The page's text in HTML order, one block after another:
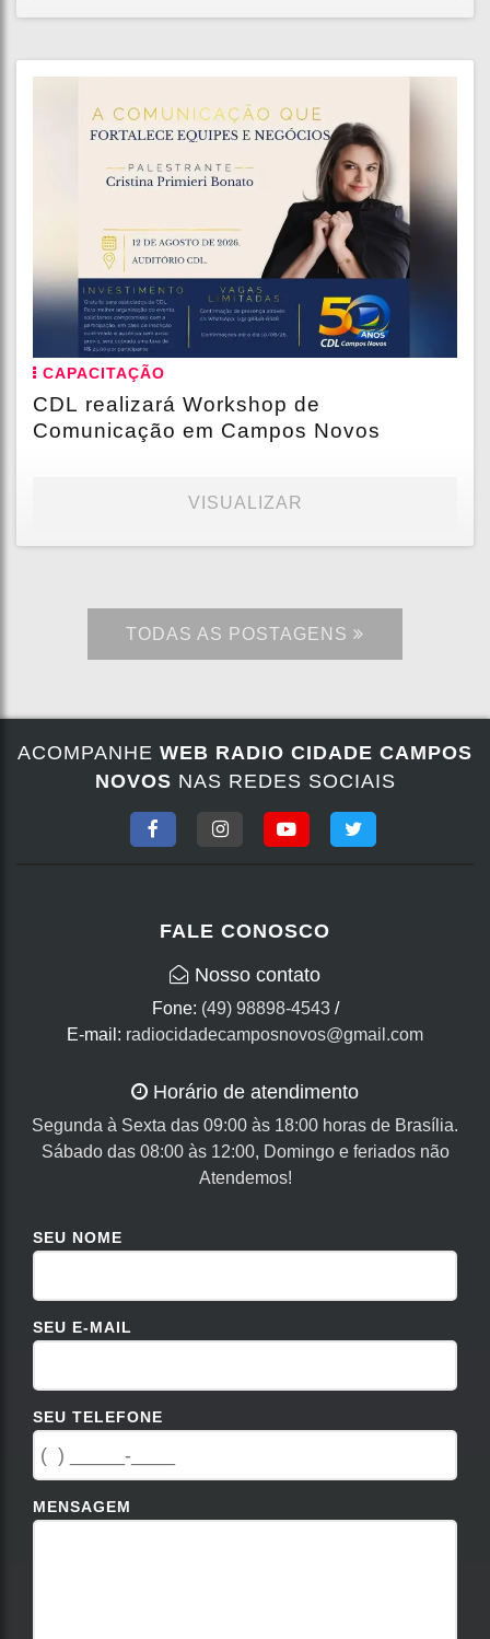
CAPACITAÇÃO
CDL realizará Workshop de
Comunicação em Campos Novos
VISUALIZAR
TODAS AS POSTAGENS
ACOMPANHE WEB RADIO CIDADE CAMPOS
NOVOS NAS REDES SOCIAIS
FALE CONOSCO
Nosso contato
Fone: (49) 98898-4543/
E-mail: radiocidadecamposnovos@gmail.com
Horário de atendimento
Segunda à Sexta das 09:00 às 18:00 horas de Brasília.
Sábado das 08:00 às 12:00, Domingo e feriados não
Atendemos!
SEU NOME
SEU E-MAIL
SEU TELEFONE
MENSAGEM